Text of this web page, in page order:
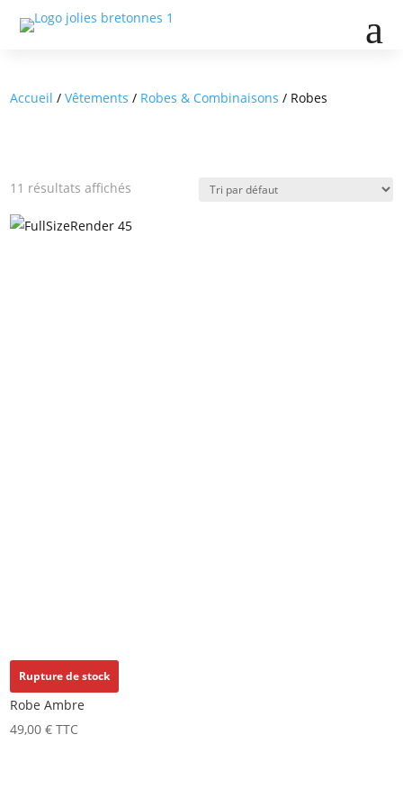
a
Accueil /Vêtements / Robes & Combinaisons / Robes
11 résultats affichés
Rupture de stock
Robe Ambre
49,00€ TTC